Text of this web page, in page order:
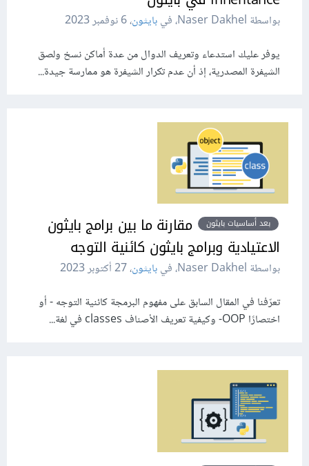
بواسطة Naser Dakhel، في بايثون،6 نوفمبر 2023
يوفر عليك استدعاء وتعريف الدوال من عدة أماكن نسخ ولصق
الشيفرة المصدرية، إذ أن عدم تكرار الشيفرة هو ممارسة جيدة...
بعد أساسيات بايثون
مقارنة ما بين برامج بايثون
الاعتيادية وبرامج بايثون كائنية التوجه
بواسطة Naser Dakhel، في بايثون،27 أكتوبر 2023
تعرّفنا في المقال السابق على مفهوم البرمجة كائنية التوجه - أو
اختصارًا OOP- وكيفية تعريف الأصناف classes في لغة...